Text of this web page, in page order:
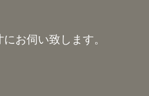
お伺い致します。